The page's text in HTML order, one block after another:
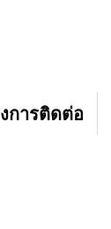
การติดต่อ